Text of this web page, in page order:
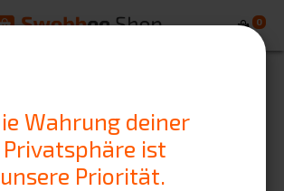
0
Wahrung deiner
Privatsphäre ist
unsere Priorität.